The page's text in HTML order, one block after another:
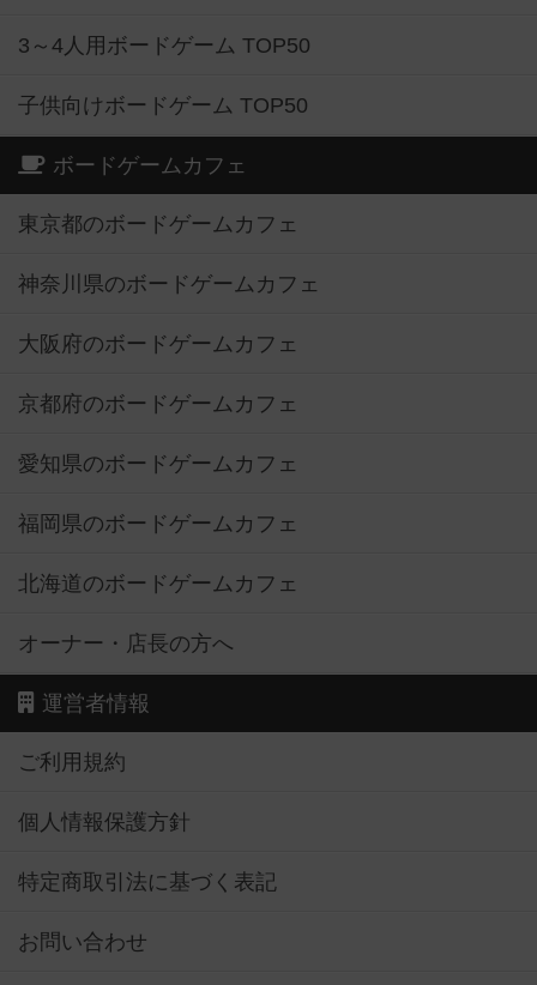
3～4人用ボードゲーム TOP50
子供向けボードゲーム TOP50
ボードゲームカフェ
東京都のボードゲームカフェ
神奈川県のボードゲームカフェ
大阪府のボードゲームカフェ
京都府のボードゲームカフェ
愛知県のボードゲームカフェ
福岡県のボードゲームカフェ
北海道のボードゲームカフェ
オーナー・店長の方へ
運営者情報
ご利用規約
個人情報保護方針
特定商取引法に基づく表記
お問い合わせ